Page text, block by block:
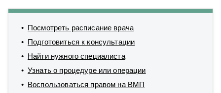
Посмотреть расписание врача
Подготовиться к консультации
Найти нужного специалиста
Узнать о процедуре или операции
Воспользоваться правом на ВМП